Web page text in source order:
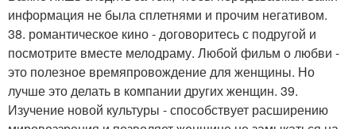
информация не была сплетнями и прочим негативом.
38. романтическое кино - договоритесь с подругой и
посмотрите вместе мелодраму. Любой фильм о любви -
это полезное времяпровождение для женщины. Но
лучше это делать в компании других женщин. 39.
Изучение новой культуры - способствует расширению